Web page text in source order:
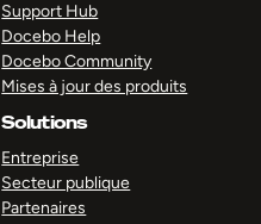
Support Hub
Docebo Help
Docebo Community
Mises à jour des produits
Solutions
Entreprise
Secteur publique
Partenaires